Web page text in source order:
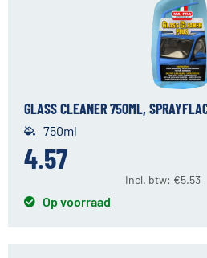
GLASS CLEANER 750ML,
750ml
4.57
Incl. btw: €5.53
Op voorraad